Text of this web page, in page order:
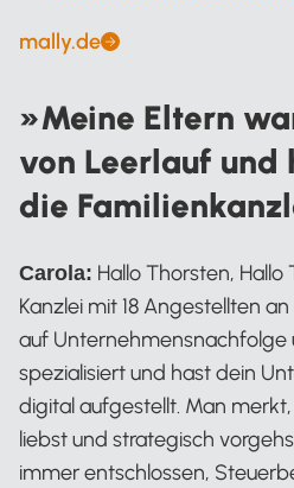
mally.de
»Meine Eltern
von Leerlauf und
die
Carola: Hallo Thorsten,
Kanzlei mit 18 Angestellten
auf Unternehmensnachfolge
spezialisiert und hast dein
digital aufgestellt. Man
liebst und strategisch
immer entschlossen,